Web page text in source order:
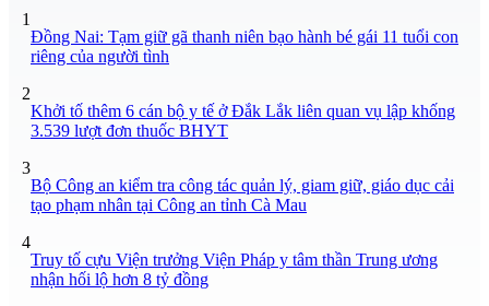
1
Đồng Nai: Tạm giữ gã thanh niên bạo hành bé gái 11 tuổi con
riêng của người tình
2
Khởi tố thêm 6 cán bộ y tế ở Đắk Lắk liên quan vụ lập khống
3.539 lượt đơn thuốc BHYT
3
Bộ Công an kiểm tra công tác quản lý, giam giữ, giáo dục cải
tạo phạm nhân tại Công an tỉnh Cà Mau
4
Truy tố cựu Viện trưởng Viện Pháp y tâm thần Trung ương
nhận hối lộ hơn 8 tỷ đồng